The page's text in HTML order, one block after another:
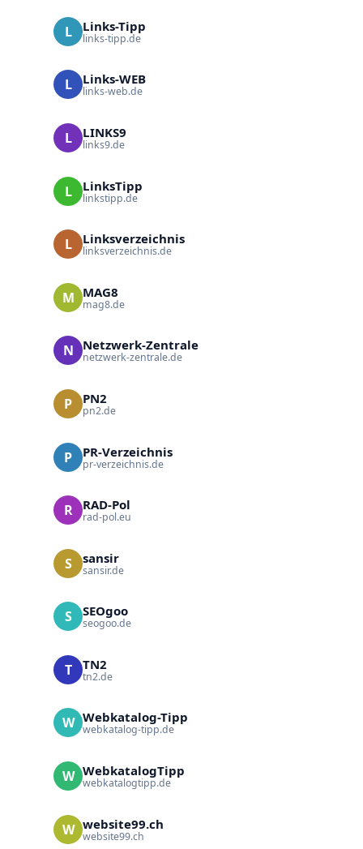
L Links-Tipp
links-tipp.de
L Links-WEB
links-web.de
L LINKS9
links9.de
L LinksTipp
linkstipp.de
L Linksverzeichnis
linksverzeichnis.de
M MAG8
mag8.de
N Netzwerk-Zentrale
netzwerk-zentrale.de
P PN2
pn2.de
P PR-Verzeichnis
pr-verzeichnis.de
R RAD-Pol
rad-pol.eu
S sansir
sansir.de
S SEOgoo
seogoo.de
T TN2
tn2.de
W Webkatalog-Tipp
webkatalog-tipp.de
W WebkatalogTipp
webkatalogtipp.de
W website99.ch
website99.ch